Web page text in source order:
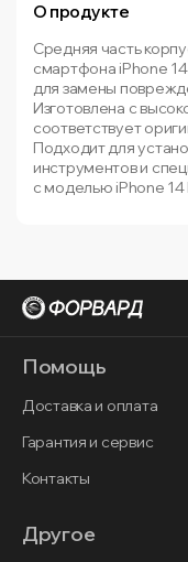
О продукте
Средняя часть
смартфона iPhone
для замены
Изготовлена с
соответствует
Подходит для
инструментов и
с моделью iPhone 14
Помощь
Доставка и оплата
Гарантия и сервис
Контакты
Другое